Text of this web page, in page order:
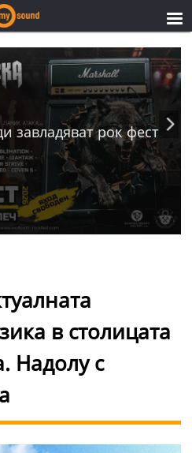
завладяват рок фест
в столицата
Надолу с